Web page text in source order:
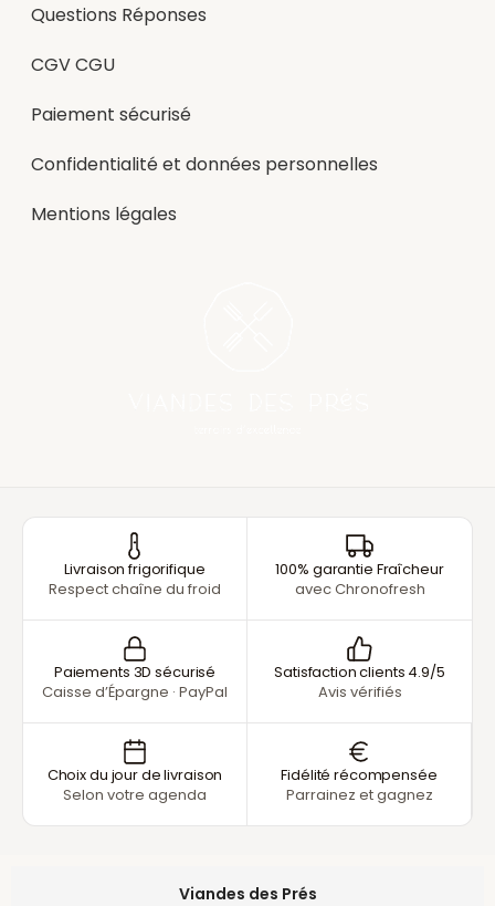
Questions Réponses
CGV CGU
Paiement sécurisé
Confidentialité et données personnelles
Mentions légales
Livraison frigorifique
Respect chaîne du froid
100% garantie Fraîcheur
avec Chronofresh
Paiements 3D sécurisé
Caisse d’Épargne · PayPal
Satisfaction clients 4.9/5
Avis vérifiés
Choix du jour de livraison
Selon votre agenda
Fidélité récompensée
Parrainez et gagnez
Viandes des Prés